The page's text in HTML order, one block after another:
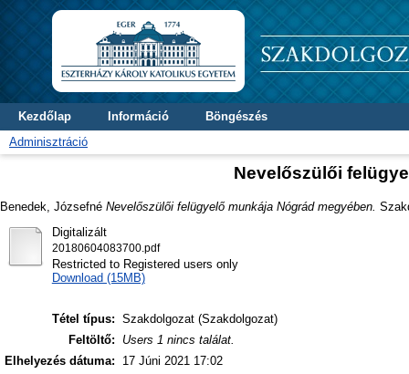
Kezdőlap Információ
Böngészés
Adminisztráció
Nevelőszülői
Benedek, Józsefné Nevelőszülői felügyelő munkája Nógrád megyében.
Digitalizált
20180604083700.pdf
Restricted to Registered users only
Download (15MB)
Tétel típus: Szakdolgozat (Szakdolgozat)
Feltöltő:
Users 1 nincs találat.
Elhelyezés dátuma:
17 Júni 2021 17:02